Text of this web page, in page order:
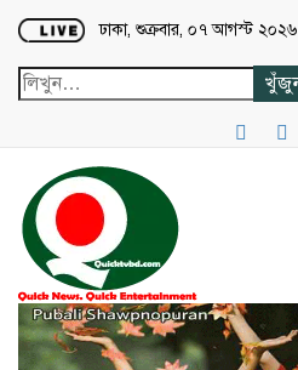
Loading...
ঢাকা, শুক্রবার, ০৭ আগস্ট ২০২৬